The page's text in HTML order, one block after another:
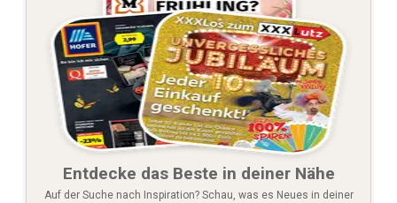
Entdecke das Beste in deiner Nähe
Auf der Suche nach Inspiration? Schau, was es Neues in deiner